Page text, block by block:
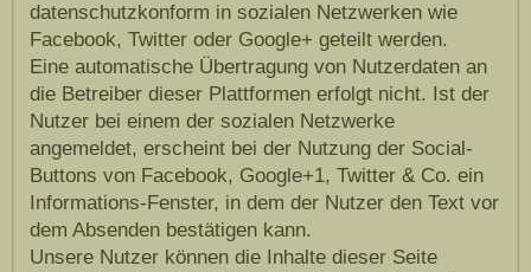
datenschutzkonform in sozialen Netzwerken wie
Facebook, Twitter oder Google+ geteilt werden.
Eine automatische Übertragung von Nutzerdaten an
die Betreiber dieser Plattformen erfolgt nicht. Ist der
Nutzer bei einem der sozialen Netzwerke
angemeldet, erscheint bei der Nutzung der Social-
Buttons von Facebook, Google+1, Twitter & Co. ein
Informations-Fenster, in dem der Nutzer den Text vor
dem Absenden bestätigen kann.
Unsere Nutzer können die Inhalte dieser Seite